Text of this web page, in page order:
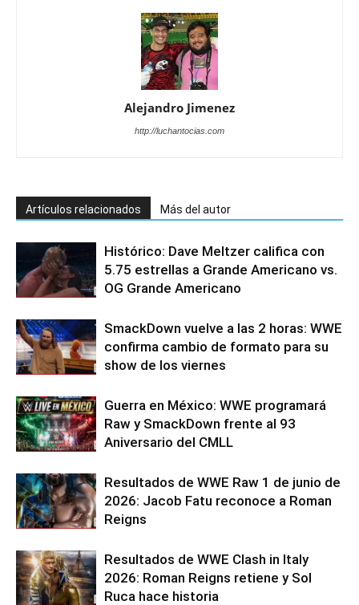
Alejandro Jimenez
http://luchantocias.com
Artículos relacionados Más del autor
Histórico: Dave Meltzer califica con
5.75 estrellas a Grande Americano vs.
OG Grande Americano
SmackDown vuelve a las 2 horas: WWE
confirma cambio de formato para su
show de los viernes
Guerra en México: WWE programará
Raw y SmackDown frente al 93
Aniversario del CMLL
Resultados de WWE Raw 1 de junio de
2026: Jacob Fatu reconoce a Roman
Reigns
Resultados de WWE Clash in Italy
2026: Roman Reigns retiene y Sol
Ruca hace historia